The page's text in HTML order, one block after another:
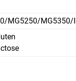
MG5250/MG5350/